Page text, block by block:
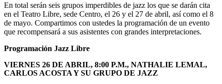
En total serán seis grupos imperdibles de jazz los que se darán cita
en el Teatro Libre, sede Centro, el 26 y el 27 de abril, así como el 8
de mayo. Compartimos con ustedes la programación de un evento
que recompensará a sus asistentes con grandes interpretaciones.
Programación Jazz Libre
VIERNES 26 DE ABRIL, 8:00 P.M., NATHALIE LEMAL,
CARLOS ACOSTA Y SU GRUPO DE JAZZ